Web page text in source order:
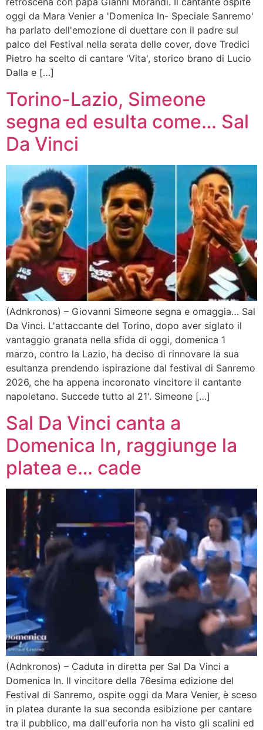
oggi da Mara Venier a 'Domenica In- Speciale Sanremo'
ha parlato dell'emozione di duettare con il padre sul
palco del Festival nella serata delle cover, dove Tredici
Pietro ha scelto di cantare 'Vita', storico brano di Lucio
Dalla e […]
Torino-Lazio, Simeone
segna ed esulta come… Sal
Da Vinci
(Adnkronos) – Giovanni Simeone segna e omaggia… Sal
Da Vinci. L'attaccante del Torino, dopo aver siglato il
vantaggio granata nella sfida di oggi, domenica 1
marzo, contro la Lazio, ha deciso di rinnovare la sua
esultanza prendendo ispirazione dal festival di Sanremo
2026, che ha appena incoronato vincitore il cantante
napoletano. Succede tutto al 21'. Simeone […]
Sal Da Vinci canta a
Domenica In, raggiunge la
platea e… cade
(Adnkronos) – Caduta in diretta per Sal Da Vinci a
Domenica In. Il vincitore della 76esima edizione del
Festival di Sanremo, ospite oggi da Mara Venier, è sceso
in platea durante la sua seconda esibizione per cantare
tra il pubblico, ma dall'euforia non ha visto gli scalini ed